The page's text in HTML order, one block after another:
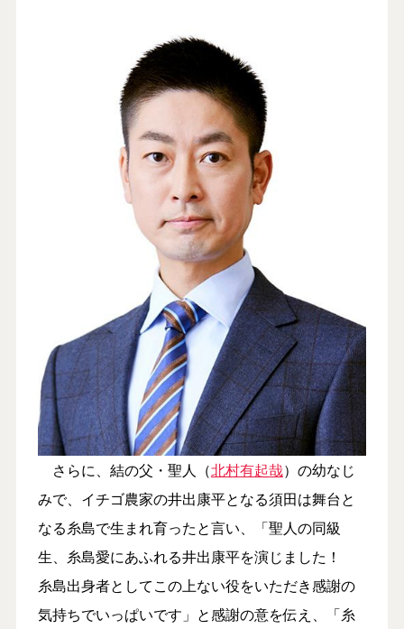
さらに、結の父・聖人（北村有起哉）の幼なじ
みで、イチゴ農家の井出康平となる須田は舞台と
なる糸島で生まれ育ったと言い、「聖人の同級
生、糸島愛にあふれる井出康平を演じました！
糸島出身者としてこの上ない役をいただき感謝の
気持ちでいっぱいです」と感謝の意を伝え、「糸